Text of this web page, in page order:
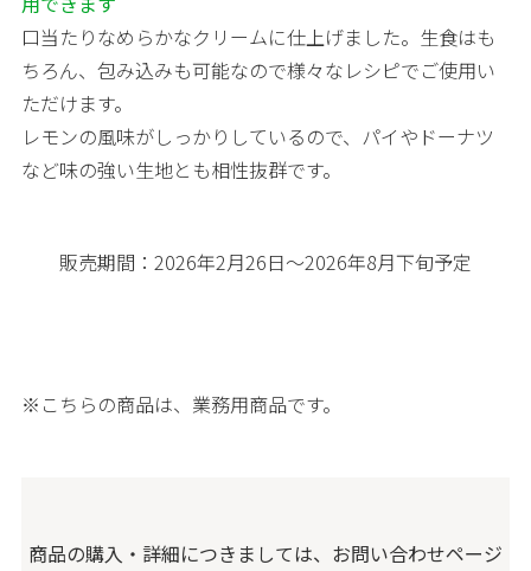
口当たりなめらかなクリームに仕上げました。生食はも
ちろん、包み込みも可能なので様々なレシピでご使用い
ただけます。
レモンの風味がしっかりしているので、パイやドーナツ
など味の強い生地とも相性抜群です。
販売期間：2026年2月26日～2026年8月下旬予定
※こちらの商品は、業務用商品です。
商品の購入・詳細につきましては、お問い合わせページ